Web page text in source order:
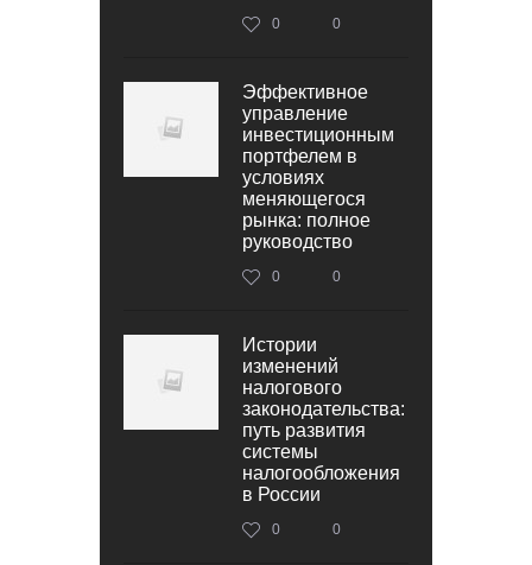
0 0
Эффективное
управление
инвестиционным
портфелем в
условиях
меняющегося
рынка: полное
руководство
0 0
Истории
изменений
налогового
законодательства:
путь развития
системы
налогообложения
в России
0 0